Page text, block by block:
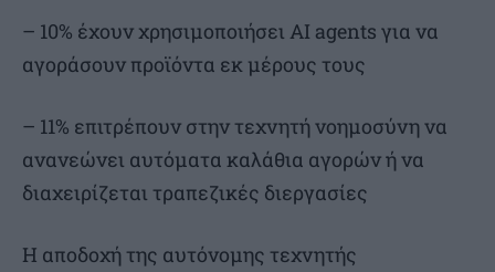
– 10% έχουν χρησιμοποιήσει AI agents για να
αγοράσουν προϊόντα εκ μέρους τους
– 11% επιτρέπουν στην τεχνητή νοημοσύνη να
ανανεώνει αυτόματα καλάθια αγορών ή να
διαχειρίζεται τραπεζικές διεργασίες
Η αποδοχή της αυτόνομης τεχνητής